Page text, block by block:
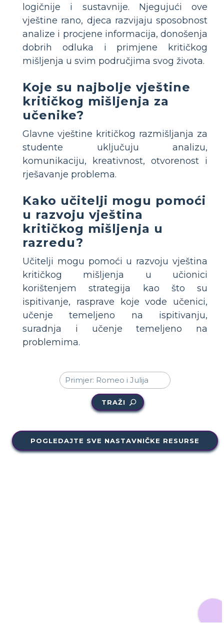
logičnije i sustavnije. Njegujući ove
vještine rano, djeca razvijaju sposobnost
analize i procjene informacija, donošenja
dobrih odluka i primjene kritičkog
mišljenja u svim područjima svog života.
Koje su najbolje vještine
kritičkog mišljenja za
učenike?
Glavne vještine kritičkog razmišljanja za
studente uključuju analizu,
komunikaciju, kreativnost, otvorenost i
rješavanje problema.
Kako učitelji mogu pomoći
u razvoju vještina
kritičkog mišljenja u
razredu?
Učitelji mogu pomoći u razvoju vještina
kritičkog mišljenja u učionici
korištenjem strategija kao što su
ispitivanje, rasprave koje vode učenici,
učenje temeljeno na ispitivanju,
suradnja i učenje temeljeno na
problemima.
TRAŽI
POGLEDAJTE SVE NASTAVNIČKE RESURSE